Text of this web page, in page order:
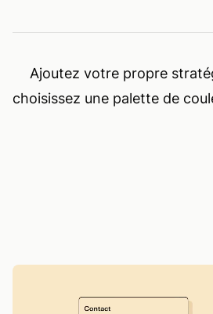
Ajoutez votre propre
choisissez une palette de